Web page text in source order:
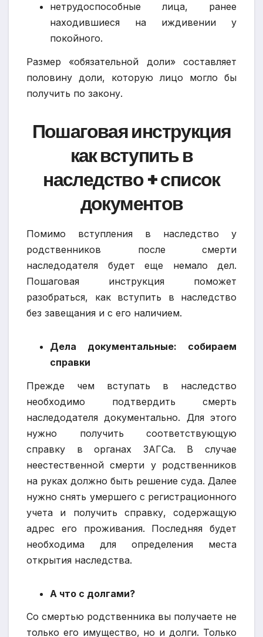
нетрудоспособные лица, ранее
находившиеся на иждивении у
покойного.
Размер «обязательной доли» составляет
половину доли, которую лицо могло бы
получить по закону.
Пошаговая инструкция
как вступить в
наследство + список
документов
Помимо вступления в наследство у
родственников после смерти
наследодателя будет еще немало дел.
Пошаговая инструкция поможет
разобраться, как вступить в наследство
без завещания и с его наличием.
Дела документальные: собираем
справки
Прежде чем вступать в наследство
необходимо подтвердить смерть
наследодателя документально. Для этого
нужно получить соответствующую
справку в органах ЗАГСа. В случае
неестественной смерти у родственников
на руках должно быть решение суда. Далее
нужно снять умершего с регистрационного
учета и получить справку, содержащую
адрес его проживания. Последняя будет
необходима для определения места
открытия наследства.
А что с долгами?
Со смертью родственника вы получаете не
только его имущество, но и долги. Только